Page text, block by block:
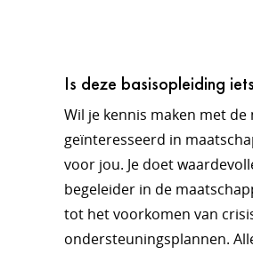
Is deze basisopleiding
Wil je kennis maken met
geïnteresseerd in
voor jou. Je doet
begeleider in de
tot het voorkomen van
ondersteuningsplannen.